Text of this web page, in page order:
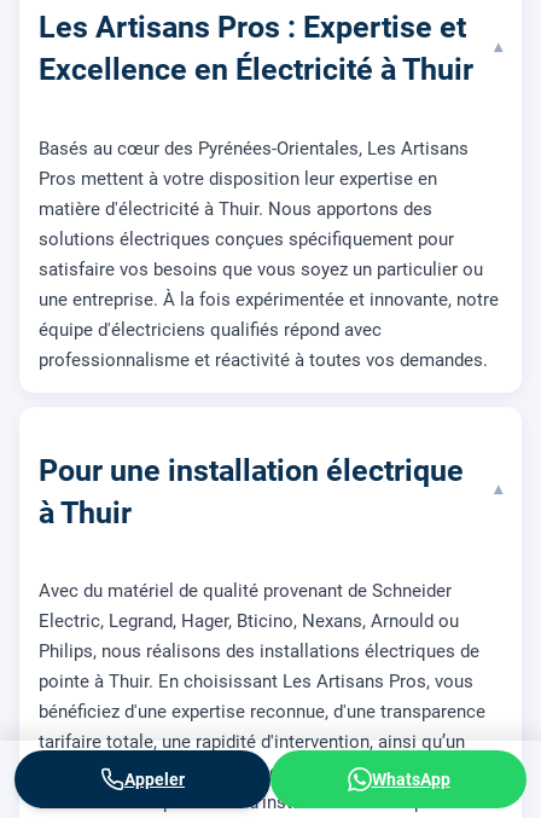
Les Artisans Pros : Expertise et
Excellence en Électricité à Thuir
▾
Basés au cœur des Pyrénées-Orientales, Les Artisans
Pros mettent à votre disposition leur expertise en
matière d'électricité à Thuir. Nous apportons des
solutions électriques conçues spécifiquement pour
satisfaire vos besoins que vous soyez un particulier ou
une entreprise. À la fois expérimentée et innovante, notre
équipe d'électriciens qualifiés répond avec
professionnalisme et réactivité à toutes vos demandes.
Pour une installation électrique
à Thuir
▾
Avec du matériel de qualité provenant de Schneider
Electric, Legrand, Hager, Bticino, Nexans, Arnould ou
Philips, nous réalisons des installations électriques de
pointe à Thuir. En choisissant Les Artisans Pros, vous
bénéficiez d'une expertise reconnue, d'une transparence
tarifaire totale, une rapidité d'intervention, ainsi qu’un
accompagnement avant, pendant et après les travaux
réalisés. Notre procédure d'installation électrique est
Appeler WhatsApp